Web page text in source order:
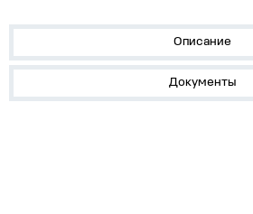
Описание
Документы